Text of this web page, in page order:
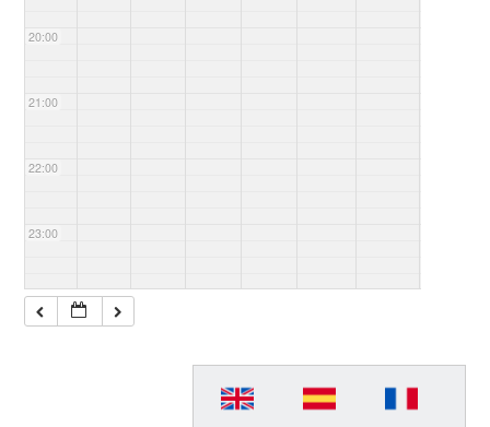
20:00
21:00
22:00
23:00